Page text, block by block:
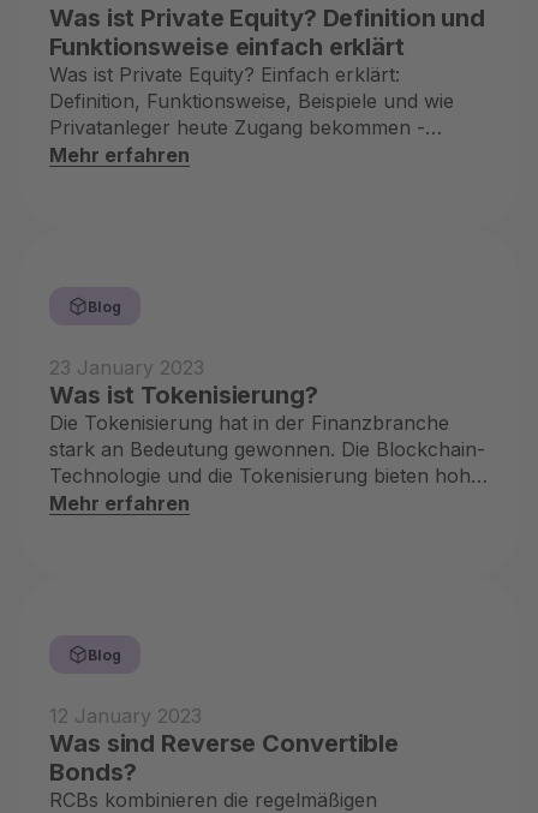
Was ist Private Equity? Definition und
Funktionsweise einfach erklärt
Was ist Private Equity? Einfach erklärt:
Definition, Funktionsweise, Beispiele und wie
Privatanleger heute Zugang bekommen -
ehrlich und kompakt.
Mehr erfahren
Blog
23 January 2023
Was ist Tokenisierung?
Die Tokenisierung hat in der Finanzbranche
stark an Bedeutung gewonnen. Die Blockchain-
Technologie und die Tokenisierung bieten hohe
Potenziale für Anleger
Mehr erfahren
Blog
12 January 2023
Was sind Reverse Convertible
Bonds?
RCBs kombinieren die regelmäßigen